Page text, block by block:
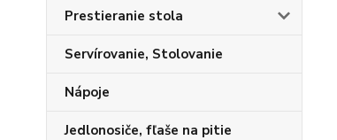
Prestieranie stola
Servírovanie, Stolovanie
Nápoje
Jedlonosiče, fľaše na pitie